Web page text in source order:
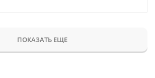
ПОКАЗАТЬ ЕЩЕ